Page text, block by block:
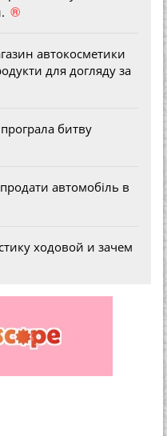
®
автокосметики
для догляду за
битву
автомобіль в
ходовой и зачем